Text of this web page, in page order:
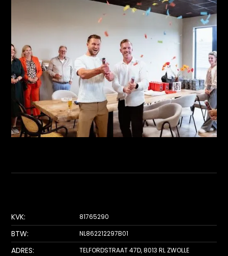
KVK: 81765290
BTW: NL862212297B01
ADRES: TELFORDSTRAAT 47D, 8013 RL ZWOLLE